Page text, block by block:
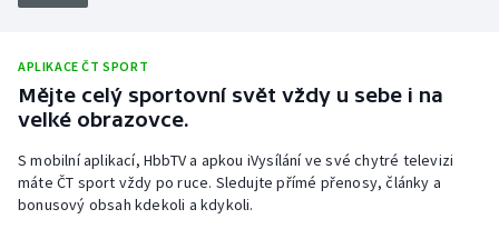
Rychlobruslení
Short track
APLIKACE ČT SPORT
Mějte celý sportovní svět vždy u sebe i na
velké obrazovce.
S mobilní aplikací, HbbTV a apkou iVysílání ve své chytré televizi
máte ČT sport vždy po ruce. Sledujte přímé přenosy, články a
bonusový obsah kdekoli a kdykoli.